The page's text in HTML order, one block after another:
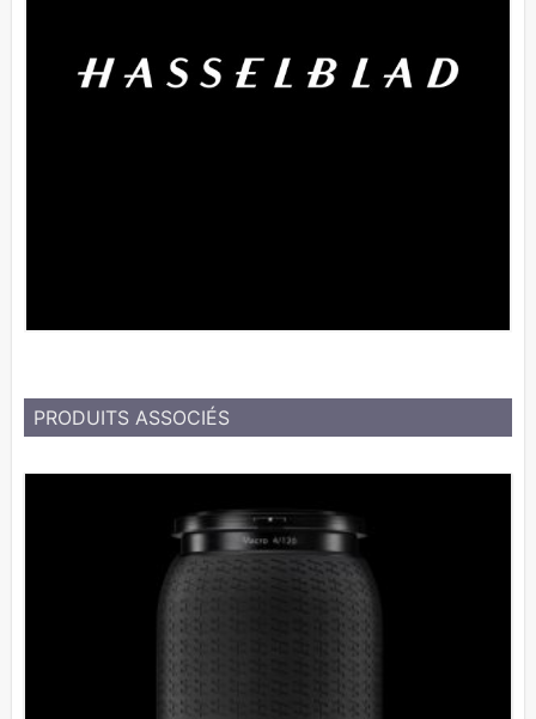
PRODUITS ASSOCIÉS